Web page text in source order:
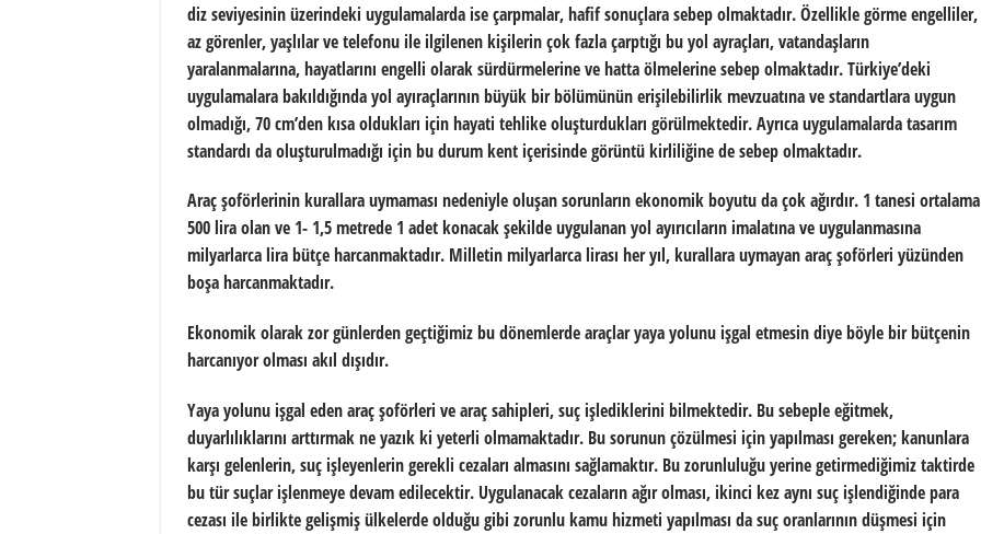
diz seviyesinin üzerindeki uygulamalarda ise çarpmalar, hafif sonuçlara sebep olmaktadır. Özellikle görme engelliler,
az görenler, yaşlılar ve telefonu ile ilgilenen kişilerin çok fazla çarptığı bu yol ayraçları, vatandaşların
yaralanmalarına, hayatlarını engelli olarak sürdürmelerine ve hatta ölmelerine sebep olmaktadır. Türkiye’deki
uygulamalara bakıldığında yol ayıraçlarının büyük bir bölümünün erişilebilirlik mevzuatına ve standartlara uygun
olmadığı, 70 cm’den kısa oldukları için hayati tehlike oluşturdukları görülmektedir. Ayrıca uygulamalarda tasarım
standardı da oluşturulmadığı için bu durum kent içerisinde görüntü kirliliğine de sebep olmaktadır.
Araç şoförlerinin kurallara uymaması nedeniyle oluşan sorunların ekonomik boyutu da çok ağırdır. 1 tanesi ortalama
500 lira olan ve 1- 1,5 metrede 1 adet konacak şekilde uygulanan yol ayırıcıların imalatına ve uygulanmasına
milyarlarca lira bütçe harcanmaktadır. Milletin milyarlarca lirası her yıl, kurallara uymayan araç şoförleri yüzünden
boşa harcanmaktadır.
Ekonomik olarak zor günlerden geçtiğimiz bu dönemlerde araçlar yaya yolunu işgal etmesin diye böyle bir bütçenin
harcanıyor olması akıl dışıdır.
Yaya yolunu işgal eden araç şoförleri ve araç sahipleri, suç işlediklerini bilmektedir. Bu sebeple eğitmek,
duyarlılıklarını arttırmak ne yazık ki yeterli olmamaktadır. Bu sorunun çözülmesi için yapılması gereken; kanunlara
karşı gelenlerin, suç işleyenlerin gerekli cezaları almasını sağlamaktır. Bu zorunluluğu yerine getirmediğimiz taktirde
bu tür suçlar işlenmeye devam edilecektir. Uygulanacak cezaların ağır olması, ikinci kez aynı suç işlendiğinde para
cezası ile birlikte gelişmiş ülkelerde olduğu gibi zorunlu kamu hizmeti yapılması da suç oranlarının düşmesi için